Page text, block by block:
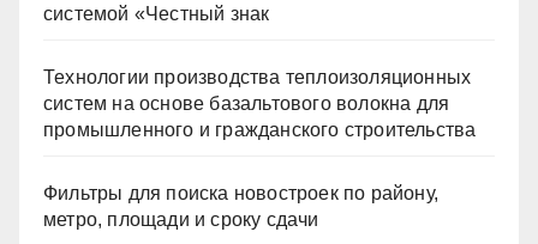
системой «Честный знак
Технологии производства теплоизоляционных
систем на основе базальтового волокна для
промышленного и гражданского строительства
Фильтры для поиска новостроек по району,
метро, площади и сроку сдачи